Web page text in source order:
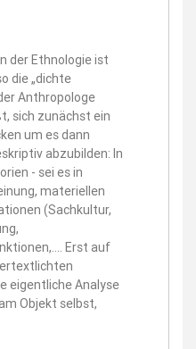
der Ethnologie ist
die „dichte
Anthropologe
sich zunächst ein
um es dann
abzubilden: In
- sei es in
materiellen
(Sachkultur,
Erst auf
eigentliche Analyse
Objekt selbst,